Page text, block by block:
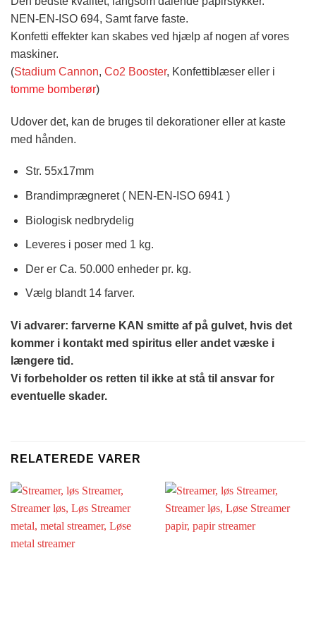
NEN-EN-ISO 694, Samt farve faste.
Konfetti effekter kan skabes ved hjælp af nogen af vores
maskiner.
(Stadium Cannon, Co2 Booster, Konfettiblæser eller i
tomme bomberør)
Udover det, kan de bruges til dekorationer eller at kaste
med hånden.
Str. 55x17mm
Brandimprægneret ( NEN-EN-ISO 6941 )
Biologisk nedbrydelig
Leveres i poser med 1 kg.
Der er Ca. 50.000 enheder pr. kg.
Vælg blandt 14 farver.
Vi advarer: farverne KAN smitte af på gulvet, hvis det
kommer i kontakt med spiritus eller andet væske i
længere tid.
Vi forbeholder os retten til ikke at stå til ansvar for
eventuelle skader.
RELATEREDE VARER